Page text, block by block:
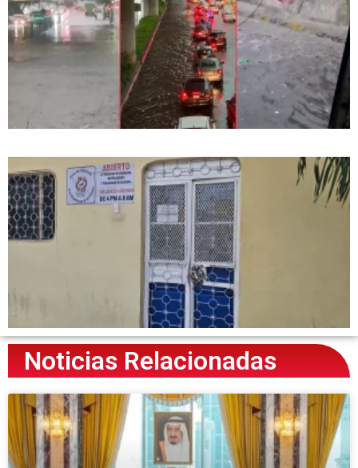
Noticias Relacionadas